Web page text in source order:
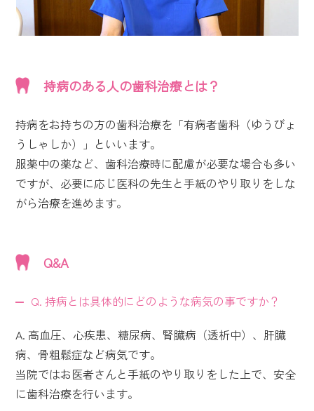
持病のある人の歯科治療とは？
持病をお持ちの方の歯科治療を「有病者歯科（ゆうびょ
うしゃしか）」といいます。
服薬中の薬など、歯科治療時に配慮が必要な場合も多い
ですが、必要に応じ医科の先生と手紙のやり取りをしな
がら治療を進めます。
Q&A
Q. 持病とは具体的にどのような病気の事ですか？
A. 高血圧、心疾患、糖尿病、腎臓病（透析中）、肝臓
病、骨粗鬆症など病気です。
当院ではお医者さんと手紙のやり取りをした上で、安全
に歯科治療を行います。